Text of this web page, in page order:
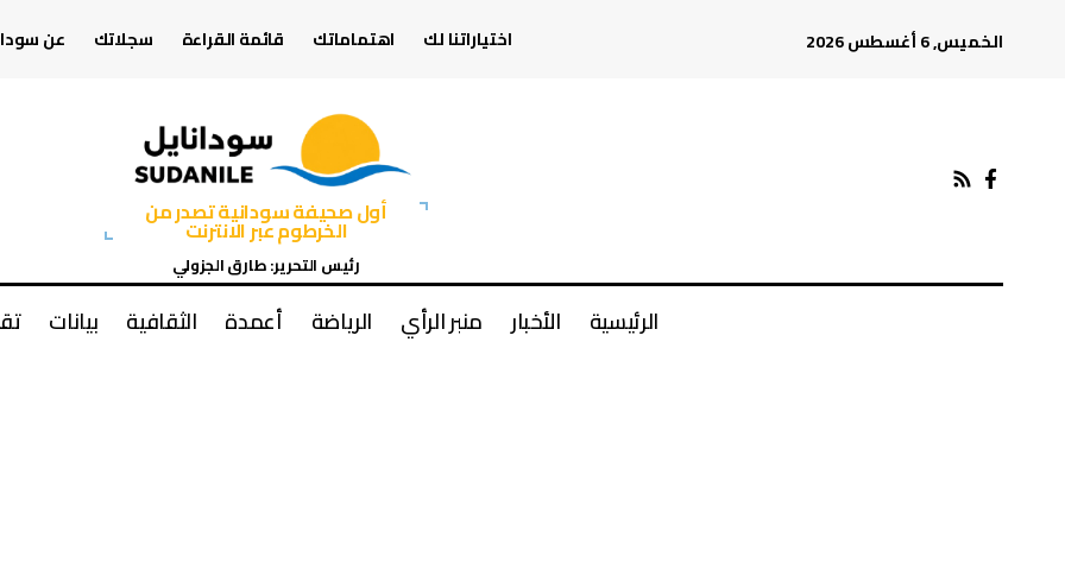
الخميس, 6 أغسطس 2026 اختياراتنا لك اهتماماتك قائمة القراءة سجلاتك عن
أول صحيفة سودانية تصدر من
الخرطوم عبر الانترنت
رئيس التحرير: طارق الجزولي
الرئيسية الأخبار منبر الرأي الرياضة أعمدة الثقافية بيانات